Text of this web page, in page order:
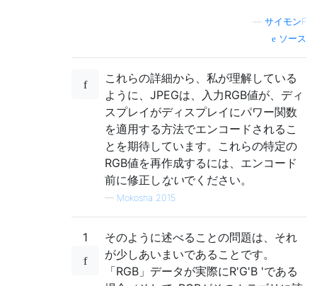
サイモンF
ソース
これらの詳細から、私が理解している
ように、JPEGは、入力RGB値が、ディ
スプレイがディスプレイにパワー関数
を適用する方法でエンコードされるこ
とを期待しています。これらの特定の
RGB値を再作成するには、エンコード
前に修正しないでください。
— Mokosha 2015
1
そのように述べることの問題は、それ
が少しあいまいであることです。
「RGB」データが実際にR'G'B 'である